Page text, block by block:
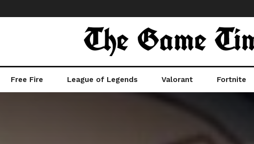
Free Fire League of Legends Valorant Fortnite